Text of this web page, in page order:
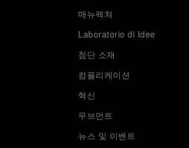
매뉴팩쳐
Laboratorio di Idee
첨단 소재
컴플리케이션
혁신
무브먼트
뉴스 및 이벤트